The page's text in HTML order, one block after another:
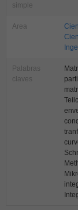
simple
Area
Palabras
claves